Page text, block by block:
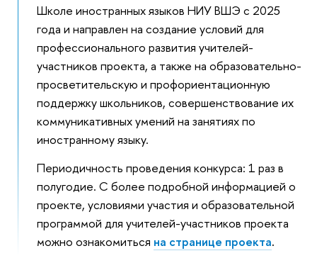
Школе иностранных языков НИУ ВШЭ с 2025
года и направлен на создание условий для
профессионального развития учителей-
участников проекта, а также на образовательно-
просветительскую и профориентационную
поддержку школьников, совершенствование их
коммуникативных умений на занятиях по
иностранному языку.
Периодичность проведения конкурса: 1 раз в
полугодие. С более подробной информацией о
проекте, условиями участия и образовательной
программой для учителей-участников проекта
можно ознакомиться на странице проекта.